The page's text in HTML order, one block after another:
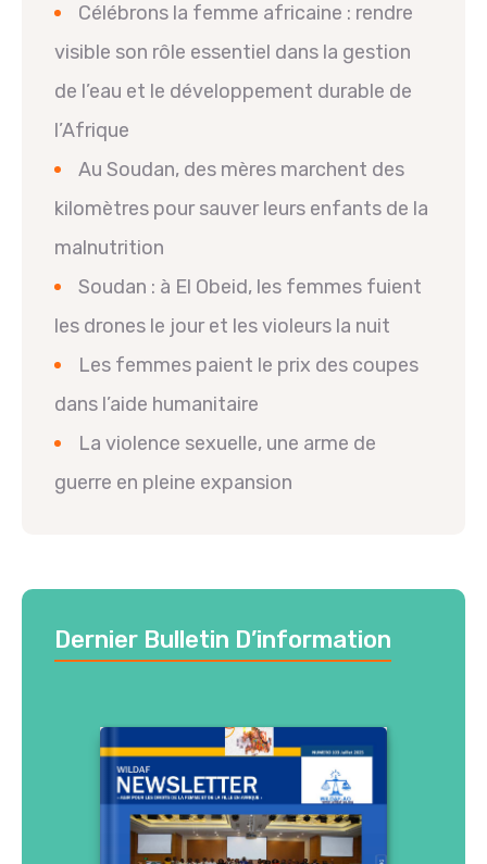
Célébrons la femme africaine : rendre
visible son rôle essentiel dans la gestion
de l’eau et le développement durable de
l’Afrique
Au Soudan, des mères marchent des
kilomètres pour sauver leurs enfants de la
malnutrition
Soudan : à El Obeid, les femmes fuient
les drones le jour et les violeurs la nuit
Les femmes paient le prix des coupes
dans l’aide humanitaire
La violence sexuelle, une arme de
guerre en pleine expansion
Dernier Bulletin D’information